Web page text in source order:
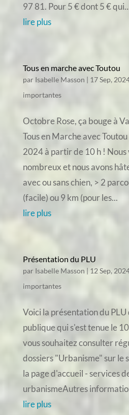
97 81. Pour 5 € dont 5 €
lire plus
Tous en marche avec Toutou
par Isabelle Masson | 17 Sep,
importantes
Octobre Rose, ça bouge à
Tous en Marche avec
2024 à partir de 10 h ! Nous
nombreux et nous avons
avec ou sans chien, > 2
(facile) ou 9 km (pour les...
lire plus
Présentation du PLU
par Isabelle Masson | 12 Sep,
importantes
Voici la présentation du PLU
publique qui s'est tenue le
vous souhaitez consulter
dossiers "Urbanisme" sur le
la page d'accueil - services
urbanismeAutres
lire plus